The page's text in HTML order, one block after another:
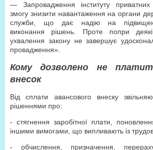
— Запровадження інституту приватних
змогу знизити навантаження на органи
служби, що дає надію на
виконання рішень. Проте попри деякі
ухвалення закону не завершує
провадження».
Кому дозволено не
внесок
Від сплати авансового внеску
рішеннями про:
- стягнення заробітної плати,
іншими вимогами, що випливають із
- обчислення, призначення,